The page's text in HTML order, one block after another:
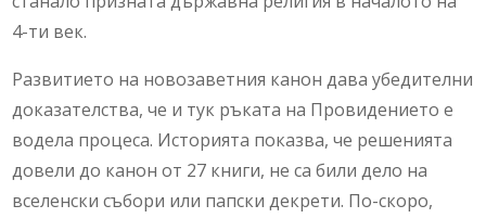
4-ти век.
Развитието на новозаветния канон дава убедителни
доказателства, че и тук ръката на Провидението е
водела процеса. Историята показва, че решенията
довели до канон от 27 книги, не са били дело на
вселенски събори или папски декрети. По-скоро,